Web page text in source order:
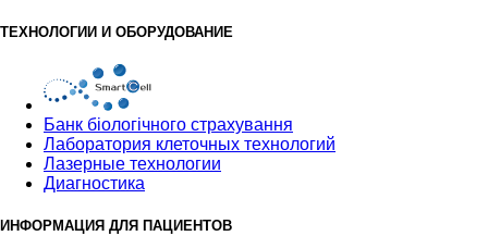
ТЕХНОЛОГИИ И ОБОРУДОВАНИЕ
Банк бiологiчного страхування
Лаборатория клеточных технологий
Лазерные технологии
Диагностика
ИНФОРМАЦИЯ ДЛЯ ПАЦИЕНТОВ